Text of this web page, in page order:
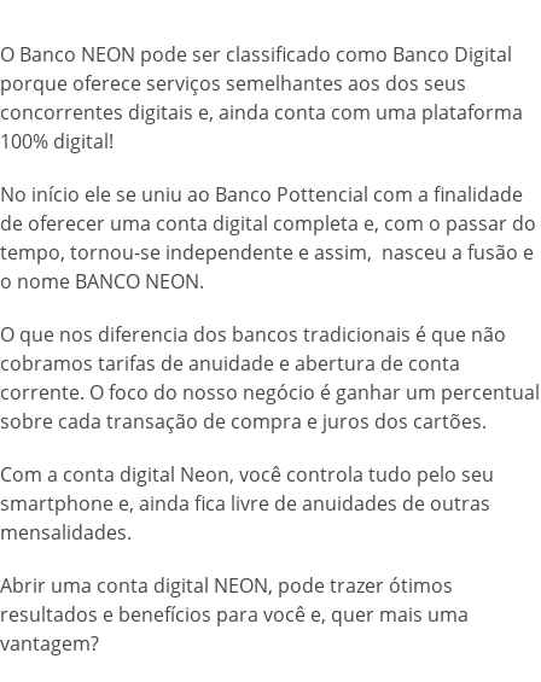
O Banco NEON pode ser classificado como Banco Digital
porque oferece serviços semelhantes aos dos seus
concorrentes digitais e, ainda conta com uma plataforma
100% digital!
No início ele se uniu ao Banco Pottencial com a finalidade
de oferecer uma conta digital completa e, com o passar do
tempo, tornou-se independente e assim, nasceu a fusão e
o nome BANCO NEON.
O que nos diferencia dos bancos tradicionais é que não
cobramos tarifas de anuidade e abertura de conta
corrente. O foco do nosso negócio é ganhar um percentual
sobre cada transação de compra e juros dos cartões.
Com a conta digital Neon, você controla tudo pelo seu
smartphone e, ainda fica livre de anuidades de outras
mensalidades.
Abrir uma conta digital NEON, pode trazer ótimos
resultados e benefícios para você e, quer mais uma
vantagem?